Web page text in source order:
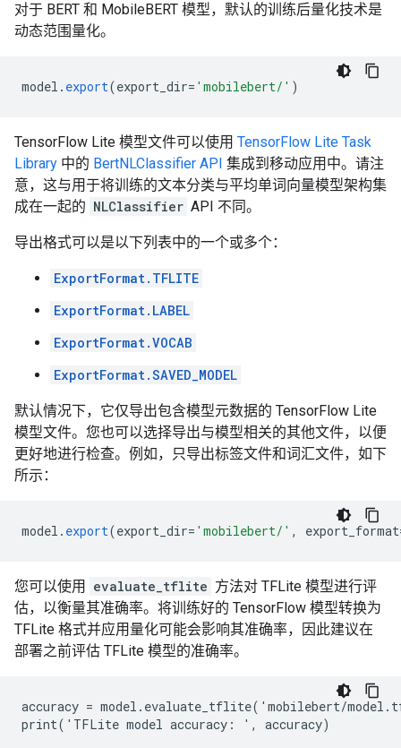
对于 BERT 和 MobileBERT 模型，默认的训练后量化技术是
动态范围量化。
model . export(export_dir= 'mobilebert/' )
TensorFlow Lite 模型文件可以使用 TensorFlow Lite Task
Library 中的 BertNLClassifier API 集成到移动应用中。请注
意，这与用于将训练的文本分类与平均单词向量模型架构集
成在一起的 NLClassifier API 不同。
导出格式可以是以下列表中的一个或多个：
ExportFormat.TFLITE
ExportFormat.LABEL
ExportFormat.VOCAB
ExportFormat.SAVED_MODEL
默认情况下，它仅导出包含模型元数据的 TensorFlow Lite
模型文件。您也可以选择导出与模型相关的其他文件，以便
更好地进行检查。例如，只导出标签文件和词汇文件，如下
所示：
model . export(export_dir= 'mobilebert/' , export_format
您可以使用 evaluate_tflite 方法对 TFLite 模型进行评
估，以衡量其准确率。将训练好的 TensorFlow 模型转换为
TFLite 格式并应用量化可能会影响其准确率，因此建议在
部署之前评估 TFLite 模型的准确率。
accuracy = model.evaluate_tflite('mobilebert/